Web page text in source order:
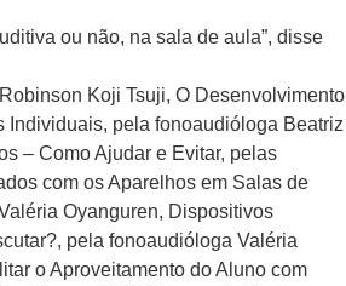
ou não, na sala de aula”, disse
Koji Tsuji, O Desenvolvimento
pela fonoaudióloga Beatriz
– Como Ajudar e Evitar, pelas
com os Aparelhos em Salas de
Oyanguren, Dispositivos
pela fonoaudióloga Valéria
o Aproveitamento do Aluno com